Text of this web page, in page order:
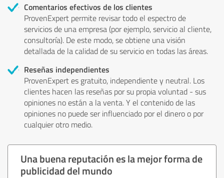
Comentarios efectivos de los clientes
ProvenExpert permite revisar todo el espectro de
servicios de una empresa (por ejemplo, servicio al cliente,
consultoría). De este modo, se obtiene una visión
detallada de la calidad de su servicio en todas las áreas.
Reseñas independientes
ProvenExpert es gratuito, independiente y neutral. Los
clientes hacen las reseñas por su propia voluntad - sus
opiniones no están a la venta. Y el contenido de las
opiniones no puede ser influenciado por el dinero o por
cualquier otro medio.
Una buena reputación es la mejor forma de
publicidad del mundo